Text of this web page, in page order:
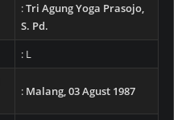
:Tri Agung Yoga Prasojo,
S. Pd.
: L
: Malang, 03 Agust 1987